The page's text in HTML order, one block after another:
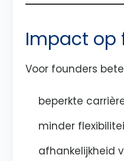
Impact op
Voor founders
beperkte
minder
afhankelijkheid